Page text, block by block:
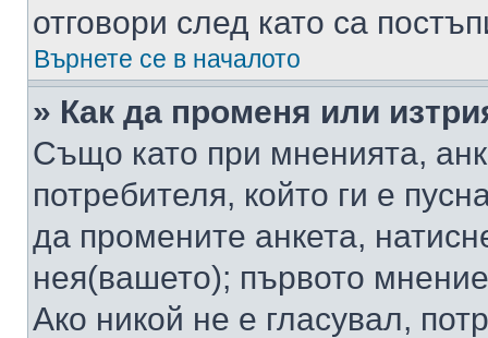
отговори след като са
Върнете се в началото
» Как да променя или
Също като при мненията,
потребителя, който ги е
да промените анкета,
нея(вашето); първото
Ако никой не е гласувал,